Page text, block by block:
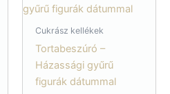
változatok
termékoldalon
választhatók
Cukrász kellékek
Tortabeszúró –
Házassági gyűrű
figurák dátummal